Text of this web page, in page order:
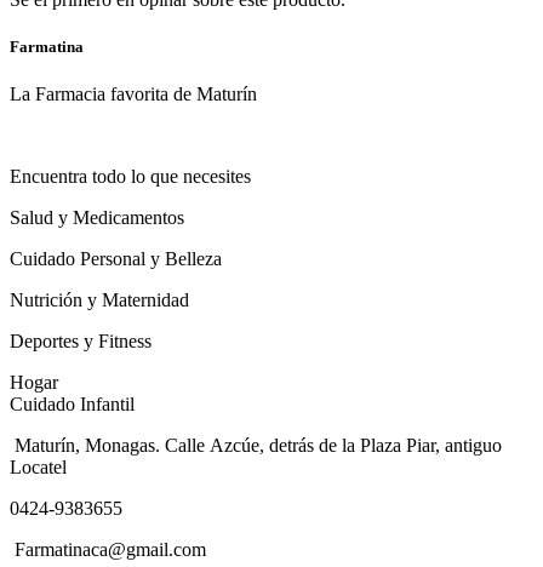
Farmatina
La Farmacia favorita de Maturín
Encuentra todo lo que necesites
Salud y Medicamentos
Cuidado Personal y Belleza
Nutrición y Maternidad
Deportes y Fitness
Hogar
Cuidado Infantil
Maturín, Monagas. Calle Azcúe, detrás de la Plaza Piar, antiguo
Locatel
0424-9383655
Farmatinaca@gmail.com